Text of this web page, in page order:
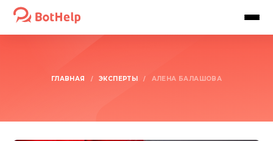
ГЛАВНАЯ / ЭКСПЕРТЫ / АЛЁНА БАЛАШОВА